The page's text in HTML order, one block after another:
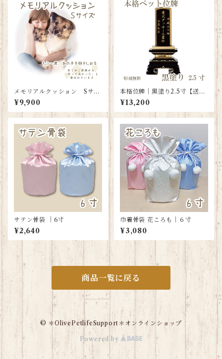
メモリアルクッション Sサイ
ズ（背面名入れタイプ）
¥9,900
本格位牌｜黒塗り2.5寸【送料
無料】
¥13,200
サテン骨袋 ｜6寸
¥2,640
巾着骨袋 花ころも｜６寸
¥3,080
商品一覧に戻る
© ＊OlivePetlifeSupport＊オンラインショップ
Powered by